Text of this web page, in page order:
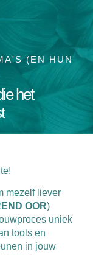
(EN HUN
het
mezelf liever
OOR)
uniek
tools en
in jouw